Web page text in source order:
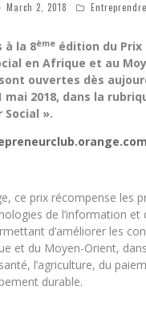
March 2, 2018 Entreprendre
à la 8ème édition du Prix
en Afrique et au
ouvertes dès
mai 2018, dans la
Social ».
ce prix récompense les
de l’information et
d’améliorer les
et du Moyen-Orient,
l’agriculture, du
durable.